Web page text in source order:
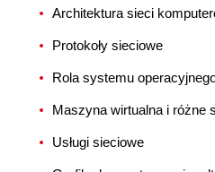
Architektura sieci
Protokoły sieciowe
Rola systemu
Maszyna wirtualna i różne
Usługi sieciowe